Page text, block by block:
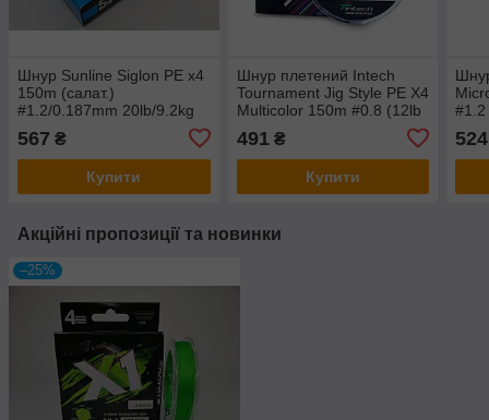
Шнур Sunline Siglon PE х4
150m (салат.)
#1.2/0.187mm 20lb/9.2kg
567 ₴
Купити
Шнур плетений Intech
Tournament Jig Style PE X4
Multicolor 150m #0.8 (12lb
491₴
Купити
#1.2
524
Акційні пропозиції та новинки
–25%